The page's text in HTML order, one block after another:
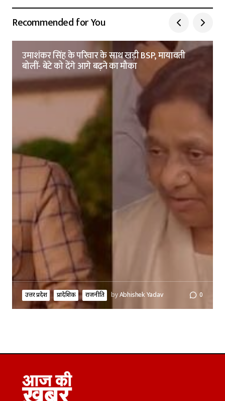
Recommended for You
उमाशंकर सिंह के परिवार के साथ खड़ी BSP, मायावती
बोलीं- बेटे को देंगे आगे बढ़ने का मौका
उत्तर प्रदेश प्रादेशिक राजनीति byAbhishek Yadav 0